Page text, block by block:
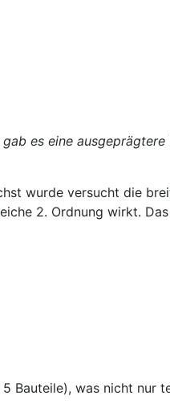
es eine
wurde versucht die
2. Ordnung wirkt.
was nicht nur